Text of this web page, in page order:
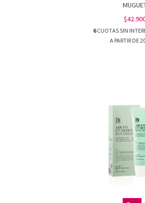
6CUOTAS SIN